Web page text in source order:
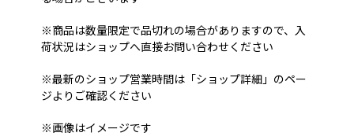
※商品は数量限定で品切れの場合がありますので、入
荷状況はショップへ直接お問い合わせください
※最新のショップ営業時間は「ショップ詳細」のペー
ジよりご確認ください
※画像はイメージです